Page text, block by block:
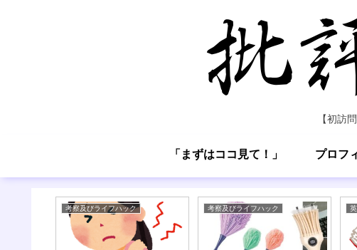
【初訪
「まずはココ見て！」 プロフ
考察及びライフハック 考察及びライフハック